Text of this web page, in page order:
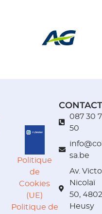
CONTACT
087 30
50
sa.be
Av.
Nicolaï
50, 4802
Heusy
Politique
de
Cookies
(UE)
Politique de